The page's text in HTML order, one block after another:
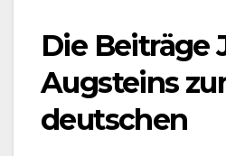
Die Beiträge
Augsteins
deutschen